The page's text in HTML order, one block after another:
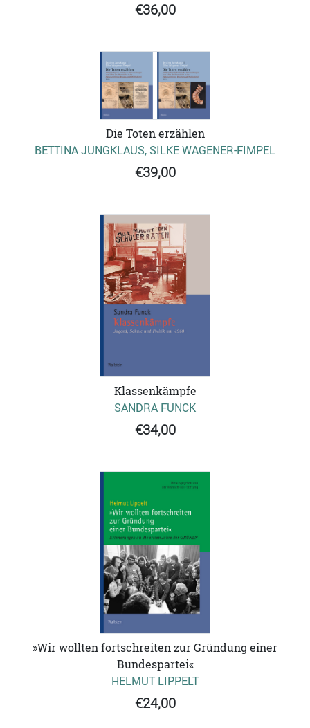
€36,00
Die Toten erzählen
BETTINA JUNGKLAUS, SILKE WAGENER-FIMPEL
€39,00
Klassenkämpfe
SANDRA FUNCK
€34,00
»Wir wollten fortschreiten zur Gründung einer
Bundespartei«
HELMUT LIPPELT
€24,00